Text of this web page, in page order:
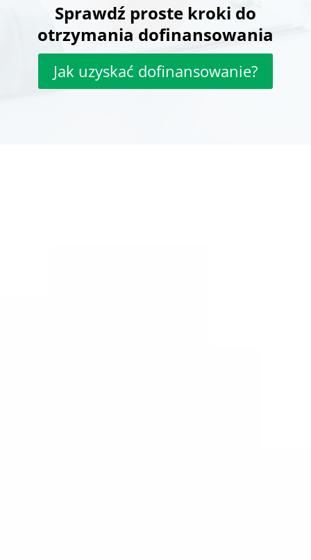
Sprawdź proste kroki do
otrzymania dofinansowania
Jak uzyskać dofinansowanie?